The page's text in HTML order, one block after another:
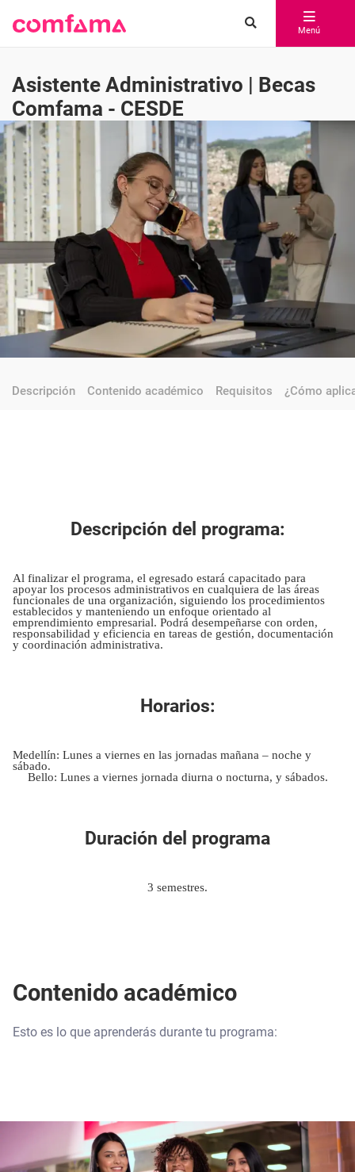
Menú
Asistente Administrativo | Becas
Comfama - CESDE
Descripción Contenido académico Requisitos ¿Cómo
Descripción del programa:
Al finalizar el programa, el egresado estará capacitado para
apoyar los procesos administrativos en cualquiera de las áreas
funcionales de una organización, siguiendo los procedimientos
establecidos y manteniendo un enfoque orientado al
emprendimiento empresarial. Podrá desempeñarse con orden,
responsabilidad y eficiencia en tareas de gestión, documentación
y coordinación administrativa.
Horarios:
Medellín: Lunes a viernes en las jornadas mañana – noche y
sábado.
Bello: Lunes a viernes jornada diurna o nocturna, y sábados.
Duración del programa
3 semestres.
Contenido académico
Esto es lo que aprenderás durante tu programa: